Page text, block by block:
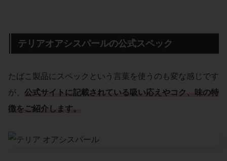
テリアオアシスパールの公式スペック
たばこ製品にスペックという言葉を使うのも変な感じです
が、 公式サイトに記載されている吸い応えやコク、味の特
徴をご紹介します。